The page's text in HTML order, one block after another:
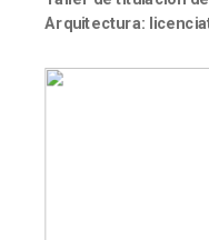
Arquitectura: